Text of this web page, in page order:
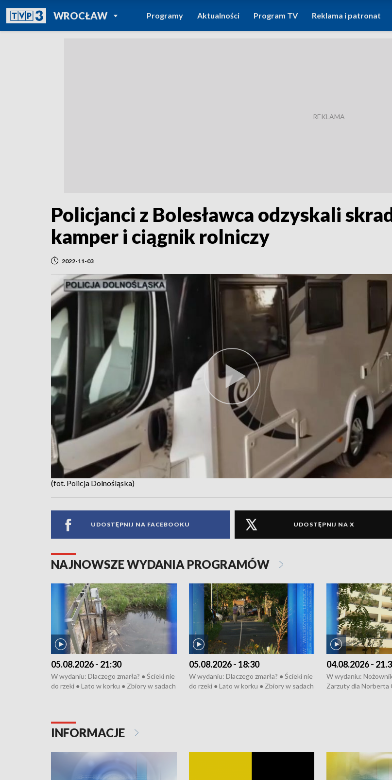
WROCŁAWPOWRÓT DO
TVP REGIONY
Programy Aktualności Program TV Reklama i patronat
Policjanci z Bolesławca odzyskali
kamper i ciągnik rolniczy
2022-11-03
(fot. Policja Dolnośląska)
UDOSTĘPNIJ NA FACEBOOKU UDOSTĘPNIJ NA X
NAJNOWSZE WYDANIA PROGRAMÓW
05.08.2026 - 21:30
W wydaniu: Dlaczego zmarła? ● Ścieki nie
do rzeki ● Lato w korku ● Zbiory w sadach
05.08.2026 - 18:30
W wydaniu: Dlaczego zmarła? ● Ścieki nie
do rzeki ● Lato w korku ● Zbiory w sadach
04.08.2026 -
W wydaniu:
Zarzuty dla Norberta
INFORMACJE